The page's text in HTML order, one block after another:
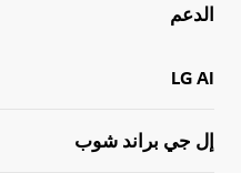
الدعم
LG AI
إل جي براند شوب